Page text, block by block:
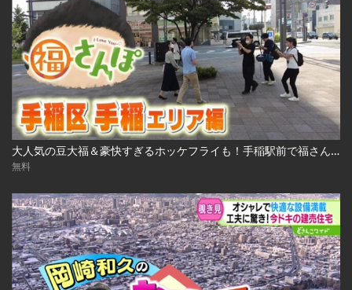
大人気の豆大福＆豪快すぎるホッケフライも！手稲駅前で福さんぽ 2022.10.7放送
無料